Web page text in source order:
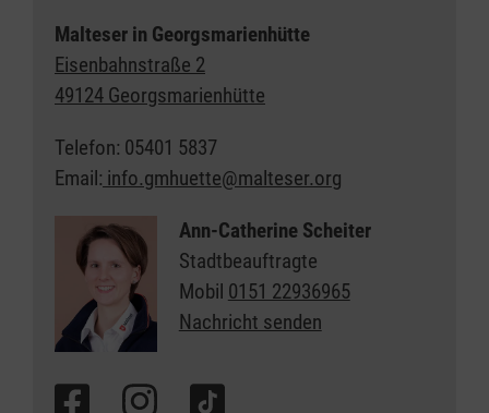
Malteser in Georgsmarienhütte
Eisenbahnstraße 2
49124 Georgsmarienhütte
Telefon: 05401 5837
Email: info.gmhuette@malteser.org
Ann-Catherine Scheiter
Stadtbeauftragte
Mobil 0151 22936965
Nachricht senden